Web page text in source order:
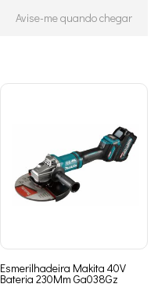
Avise-me quando chegar
Esmerilhadeira Makita 40V
Bateria 230Mm Ga038Gz